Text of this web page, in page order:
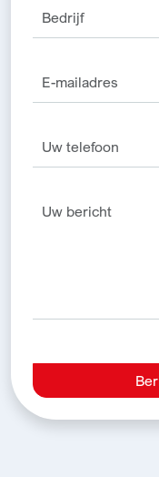
Alternative: